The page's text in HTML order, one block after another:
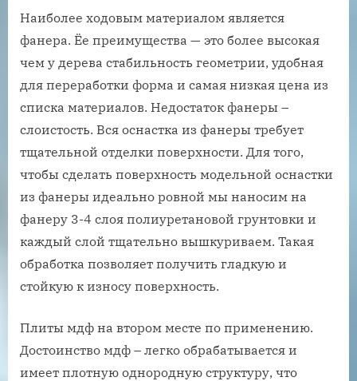
Наиболее ходовым материалом является
фанера. Ёе преимущества — это более высокая
чем у дерева стабильность геометрии, удобная
для переработки форма и самая низкая цена из
списка материалов. Недостаток фанеры –
слоистость. Вся оснастка из фанеры требует
тщательной отделки поверхности. Для того,
чтобы сделать поверхность модельной оснастки
из фанеры идеально ровной мы наносим на
фанеру 3-4 слоя полиуретановой грунтовки и
каждый слой тщательно вышкуриваем. Такая
обработка позволяет получить гладкую и
стойкую к износу поверхность.
Плиты мдф на втором месте по применению.
Достоинство мдф – легко обрабатывается и
имеет плотную однородную структуру, что